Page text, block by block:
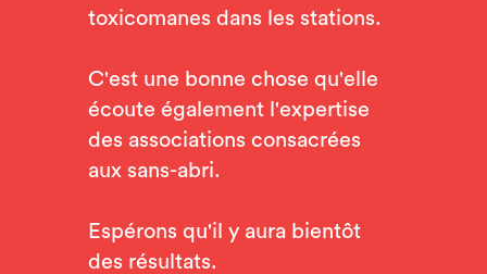
toxicomanes dans les stations.
C'est une bonne chose qu'elle
écoute également l'expertise
des associations consacrées
aux sans-abri.
Espérons qu'il y aura bientôt
des résultats.